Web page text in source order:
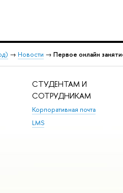
→ Новости → Первое онлайн
СТУДЕНТАМ И
СОТРУДНИКАМ
Корпоративная почта
LMS